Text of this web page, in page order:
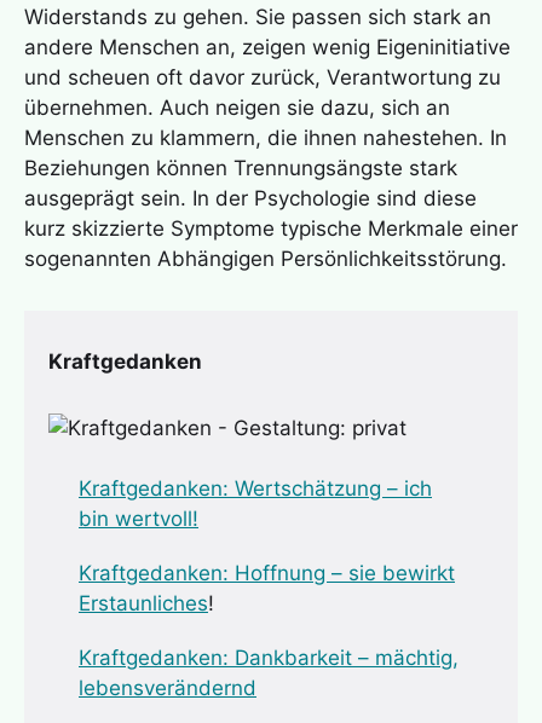
Widerstands zu gehen. Sie passen sich stark an
andere Menschen an, zeigen wenig Eigeninitiative
und scheuen oft davor zurück, Verantwortung zu
übernehmen. Auch neigen sie dazu, sich an
Menschen zu klammern, die ihnen nahestehen. In
Beziehungen können Trennungsängste stark
ausgeprägt sein. In der Psychologie sind diese
kurz skizzierte Symptome typische Merkmale einer
sogenannten Abhängigen Persönlichkeitsstörung.
Kraftgedanken
Kraftgedanken: Wertschätzung – ich
bin wertvoll!
Kraftgedanken: Hoffnung – sie bewirkt
Erstaunliches!
Kraftgedanken: Dankbarkeit – mächtig,
lebensverändernd